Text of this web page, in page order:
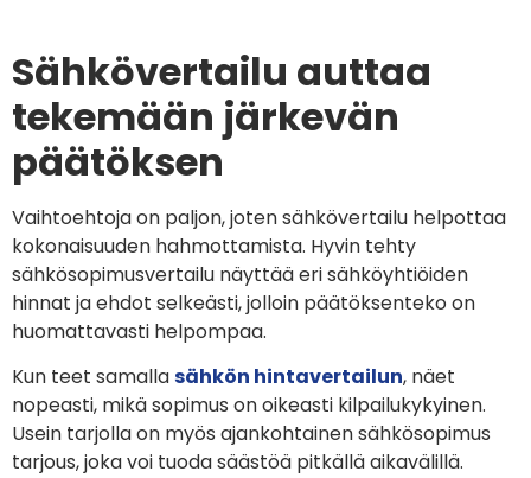
Sähkövertailu auttaa
tekemään järkevän
päätöksen
Vaihtoehtoja on paljon, joten sähkövertailu helpottaa
kokonaisuuden hahmottamista. Hyvin tehty
sähkösopimusvertailu näyttää eri sähköyhtiöiden
hinnat ja ehdot selkeästi, jolloin päätöksenteko on
huomattavasti helpompaa.
Kun teet samallasähkön hintavertailun, näet
nopeasti, mikä sopimus on oikeasti kilpailukykyinen.
Usein tarjolla on myös ajankohtainen sähkösopimus
tarjous, joka voi tuoda säästöä pitkällä aikavälillä.